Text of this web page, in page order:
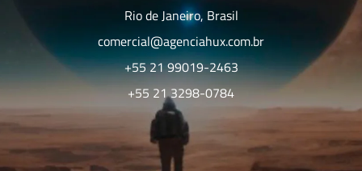
Rio de Janeiro, Brasil
comercial@agenciahux.com.br
+55 21 99019-2463
+55 21 3298-0784